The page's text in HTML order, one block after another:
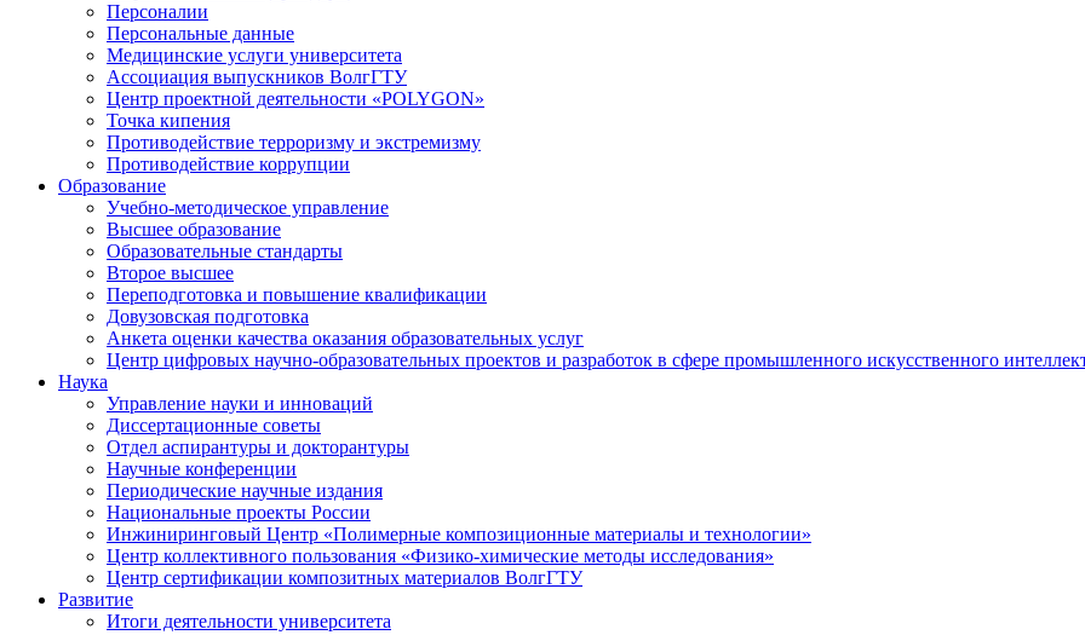
Персоналии
Персональные данные
Медицинские услуги университета
Ассоциация выпускников ВолгГТУ
Центр проектной деятельности «POLYGON»
Точка кипения
Противодействие терроризму и экстремизму
Противодействие коррупции
Образование
Учебно-методическое управление
Высшее образование
Образовательные стандарты
Второе высшее
Переподготовка и повышение квалификации
Довузовская подготовка
Анкета оценки качества оказания образовательных услуг
Центр цифровых научно-образовательных проектов и разработок в сфере промышленного искусственного
Наука
Управление науки и инноваций
Диссертационные советы
Отдел аспирантуры и докторантуры
Научные конференции
Периодические научные издания
Национальные проекты России
Инжиниринговый Центр «Полимерные композиционные материалы и технологии»
Центр коллективного пользования «Физико-химические методы исследования»
Центр сертификации композитных материалов ВолгГТУ
Развитие
Итоги деятельности университета